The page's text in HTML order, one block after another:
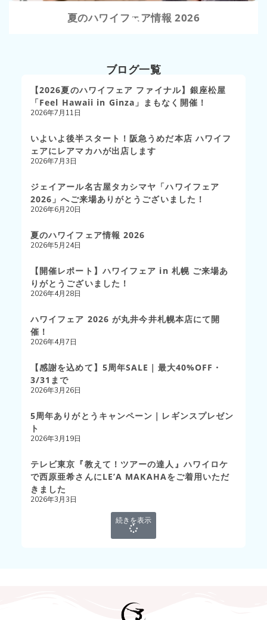
夏のハワイフェア情報 2026
ブログ一覧
【2026夏のハワイフェア ファイナル】銀座松屋
「Feel Hawaii in Ginza」まもなく開催！
2026年7月11日
いよいよ後半スタート！阪急うめだ本店 ハワイフ
ェアにレアマカハが出店します
2026年7月3日
ジェイアール名古屋タカシマヤ「ハワイフェア
2026」へご来場ありがとうございました！
2026年6月20日
夏のハワイフェア情報 2026
2026年5月24日
【開催レポート】ハワイフェア in 札幌 ご来場あ
りがとうございました！
2026年4月28日
ハワイフェア 2026 が丸井今井札幌本店にて開
催！
2026年4月7日
【感謝を込めて】5周年SALE｜最大40%OFF・
3/31まで
2026年3月26日
5周年ありがとうキャンペーン｜レギンスプレゼン
ト
2026年3月19日
テレビ東京『教えて！ツアーの達人』ハワイロケ
で西原亜希さんにLE’A MAKAHAをご着用いただ
きました
2026年3月3日
続きを表示